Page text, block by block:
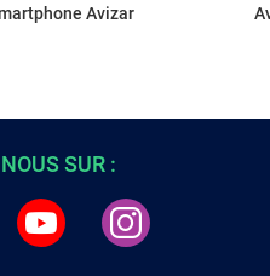
Avizar
SUR :